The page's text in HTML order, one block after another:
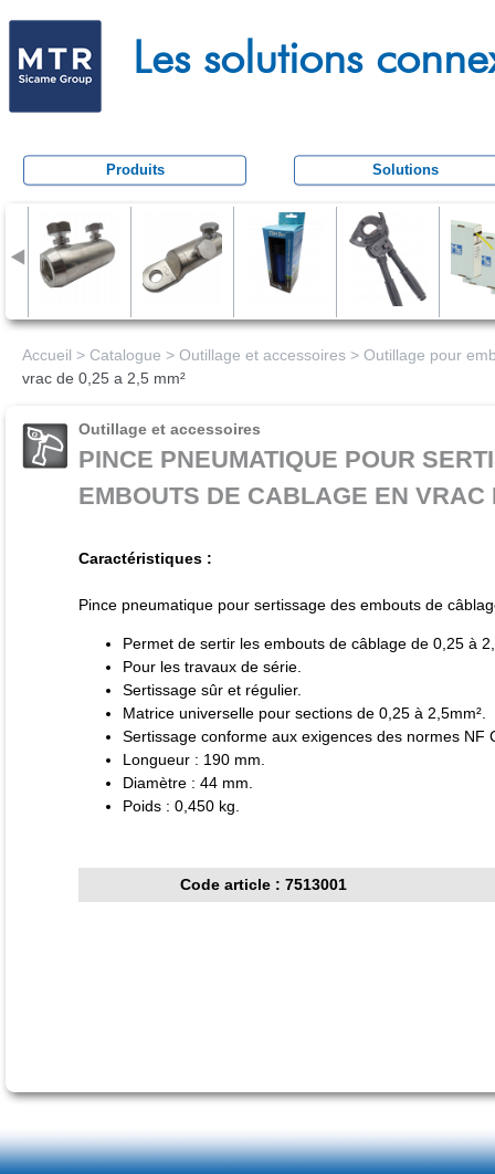
t
r
c
i
o
n
Les solutions
Produits Solutions
Accueil > Catalogue > Outillage et accessoires > Outillage pour
vrac de 0,25 a 2,5 mm²
Outillage et accessoires
PINCE PNEUMATIQUE POUR
EMBOUTS DE CABLAGE EN VRAC
Caractéristiques :
Pince pneumatique pour sertissage des embouts de
Permet de sertir les embouts de câblage de 0,25 à
Pour les travaux de série.
Sertissage sûr et régulier.
Matrice universelle pour sections de 0,25 à 2,5mm².
Sertissage conforme aux exigences des normes NF
Longueur : 190 mm.
Diamètre : 44 mm.
Poids : 0,450 kg.
Code article : 7513001